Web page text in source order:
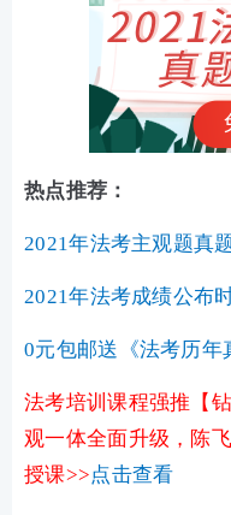
热点推荐：
2021年法考主观题真
2021年法考成绩公布
0元包邮送《法考历年
法考培训课程强推【
观一体全面升级，陈
授课>>点击查看